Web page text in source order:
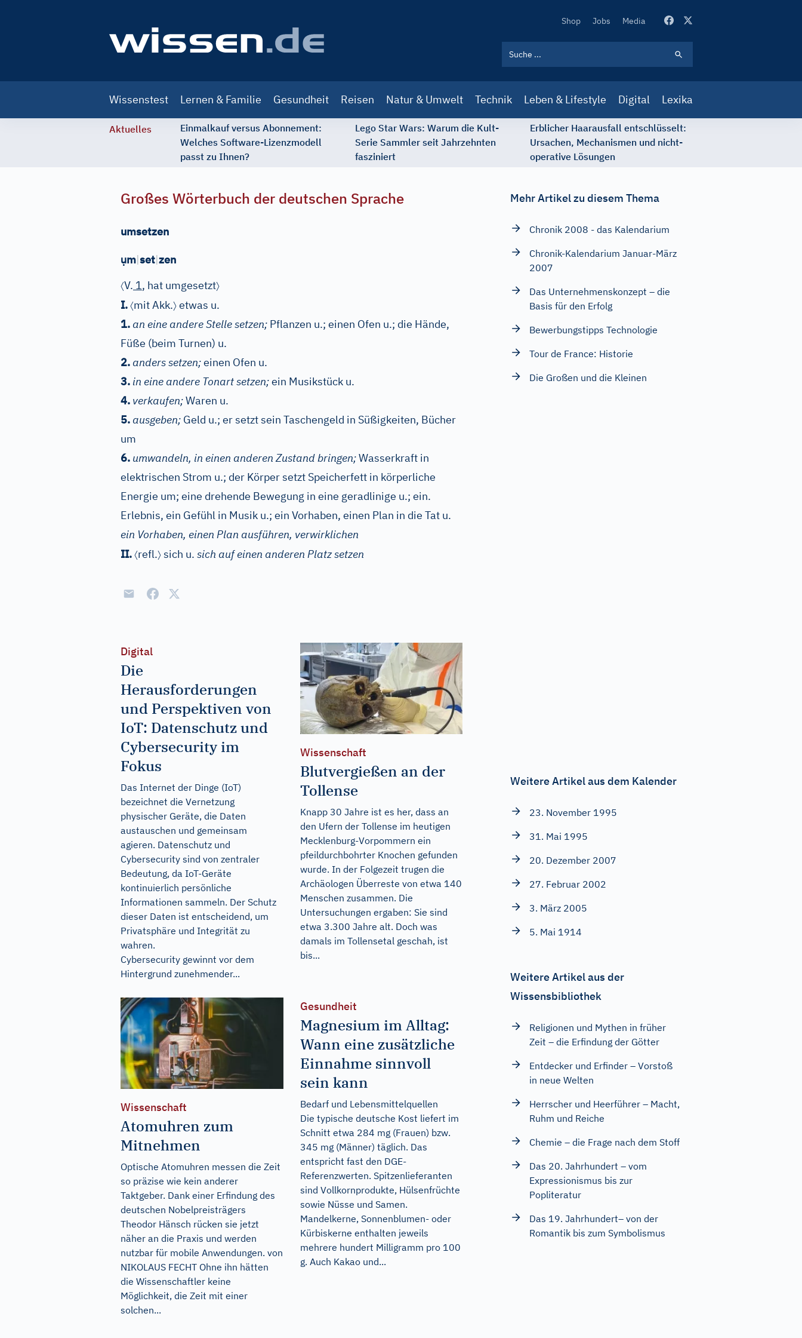
Secondary
Shop Jobs Media
navigation
Wissenstest Lernen & Familie Gesundheit Reisen Natur & Umwelt Technik Leben & Lifestyle Digital Lexika
Aktuelles
Einmalkauf versus Abonnement:
Welches Software-Lizenzmodell
passt zu Ihnen?
Lego Star Wars: Warum die Kult-
Serie Sammler seit Jahrzehnten
fasziniert
Erblicher Haarausfall entschlüsselt:
Ursachen, Mechanismen und nicht-
operative Lösungen
Großes Wörterbuch der deutschen Sprache
umsetzen
ụm|set|zen
〈V. 1, hat umgesetzt〉
I.〈mit Akk.〉etwas u.
1. an eine andere Stelle setzen; Pflanzen u.; einen Ofen u.; die Hände,
Füße (beim Turnen) u.
2. anders setzen;einen Ofen u.
3. in eine andere Tonart setzen;ein Musikstück u.
4. verkaufen;Waren u.
5. ausgeben; Geld u.; er setzt sein Taschengeld in Süßigkeiten, Bücher
um
6. umwandeln, in einen anderen Zustand bringen;Wasserkraft in
elektrischen Strom u.; der Körper setzt Speicherfett in körperliche
Energie um; eine drehende Bewegung in eine geradlinige u.; ein.
Erlebnis, ein Gefühl in Musik u.; ein Vorhaben, einen Plan in die Tat u.
ein Vorhaben, einen Plan ausführen, verwirklichen
II.〈refl.〉sich u. sich auf einen anderen Platz setzen
Digital
Die
Herausforderungen
und Perspektiven von
IoT: Datenschutz und
Cybersecurity im
Fokus
Das Internet der Dinge (IoT)
bezeichnet die Vernetzung
physischer Geräte, die Daten
austauschen und gemeinsam
agieren. Datenschutz und
Cybersecurity sind von zentraler
Bedeutung, da IoT-Geräte
kontinuierlich persönliche
Informationen sammeln. Der Schutz
dieser Daten ist entscheidend, um
Privatsphäre und Integrität zu
wahren.
Cybersecurity gewinnt vor dem
Hintergrund zunehmender...
Wissenschaft
Blutvergießen an der
Tollense
Knapp 30 Jahre ist es her, dass an
den Ufern der Tollense im heutigen
Mecklenburg-Vorpommern ein
pfeildurchbohrter Knochen gefunden
wurde. In der Folgezeit trugen die
Archäologen Überreste von etwa 140
Menschen zusammen. Die
Untersuchungen ergaben: Sie sind
etwa 3.300 Jahre alt. Doch was
damals im Tollensetal geschah, ist
bis...
Wissenschaft
Atomuhren zum
Mitnehmen
Optische Atomuhren messen die Zeit
so präzise wie kein anderer
Taktgeber. Dank einer Erfindung des
deutschen Nobelpreisträgers
Theodor Hänsch rücken sie jetzt
näher an die Praxis und werden
nutzbar für mobile Anwendungen. von
NIKOLAUS FECHT Ohne ihn hätten
die Wissenschaftler keine
Möglichkeit, die Zeit mit einer
solchen...
Gesundheit
Magnesium im Alltag:
Wann eine zusätzliche
Einnahme sinnvoll
sein kann
Bedarf und Lebensmittelquellen
Die typische deutsche Kost liefert im
Schnitt etwa 284 mg (Frauen) bzw.
345 mg (Männer) täglich. Das
entspricht fast den DGE-
Referenzwerten. Spitzenlieferanten
sind Vollkornprodukte, Hülsenfrüchte
sowie Nüsse und Samen.
Mandelkerne, Sonnenblumen- oder
Kürbiskerne enthalten jeweils
mehrere hundert Milligramm pro 100
g. Auch Kakao und...
Mehr Artikel zu diesem Thema
Chronik 2008 - das Kalendarium
Chronik-Kalendarium Januar-März
2007
Das Unternehmenskonzept – die
Basis für den Erfolg
Bewerbungstipps Technologie
Tour de France: Historie
Die Großen und die Kleinen
Weitere Artikel aus dem Kalender
23. November 1995
31. Mai 1995
20. Dezember 2007
27. Februar 2002
3. März 2005
5. Mai 1914
Weitere Artikel aus der
Wissensbibliothek
Religionen und Mythen in früher
Zeit – die Erfindung der Götter
Entdecker und Erfinder – Vorstoß
in neue Welten
Herrscher und Heerführer – Macht,
Ruhm und Reiche
Chemie – die Frage nach dem Stoff
Das 20. Jahrhundert – vom
Expressionismus bis zur
Popliteratur
Das 19. Jahrhundert– von der
Romantik bis zum Symbolismus